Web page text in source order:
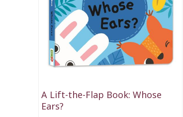
A Lift-the-Flap Book: Whose
Ears?